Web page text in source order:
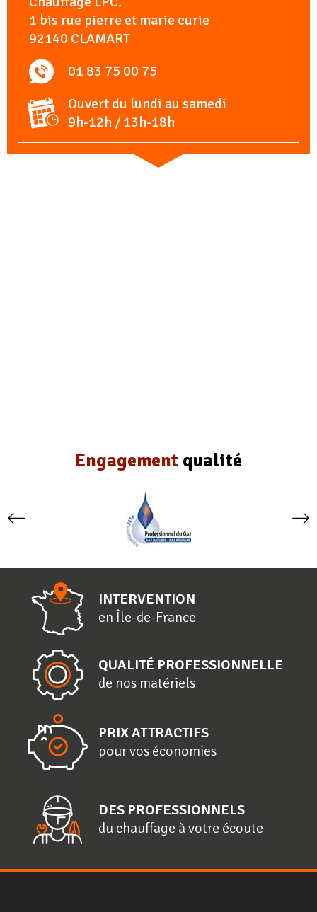
1 bis rue pierre et marie curie
92140 CLAMART
01 83 75 00 75
Ouvert du lundi au samedi
9h-12h / 13h-18h
Engagement qualité
INTERVENTION
en Île-de-France
QUALITÉ PROFESSIONNELLE
de nos matériels
PRIX ATTRACTIFS
pour vos économies
DES PROFESSIONNELS
du chauffage à votre écoute